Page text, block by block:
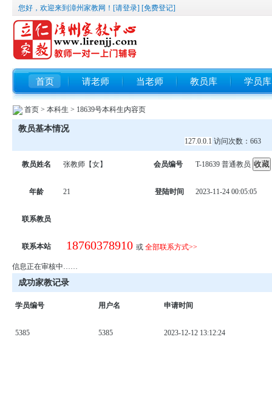
您好，欢迎来到漳州家教网！ [请登录] [免费登记]
首页 请老师 当老师 教员库 学员库
首页 > 本科生 > 18639号本科生内容页
教员基本情况
127.0.0.1 访问次数： 663
教员姓名 张教师【女】 会员编号 T-18639 普通教员
年龄 21 登陆时间 2023-11-24 00:05:05
联系教员
联系本站 18760378910 或 全部联系方式>>
信息正在审核中……
成功家教记录
学员编号 用户名 申请时间
5385 5385 2023-12-12 13:12:24